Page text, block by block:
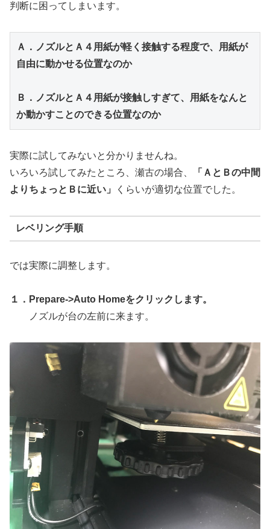
判断に困ってしまいます。
Ａ．ノズルとＡ４用紙が軽く接触する程度で、用紙が
自由に動かせる位置なのか
Ｂ．ノズルと Ａ４用紙が接触しすぎて、用紙をなんと
か動かすことのできる位置なのか
実際に試してみないと分かりませんね。
いろいろ試してみたところ、瀬古の場合、
「ＡとＢの中間
よりちょっとＢに近い」
くらいが適切な位置でした。
レベリング手順
では実際に調整します。
１．Prepare->Auto Homeをクリックします。
ノズルが台の左前に来ます。